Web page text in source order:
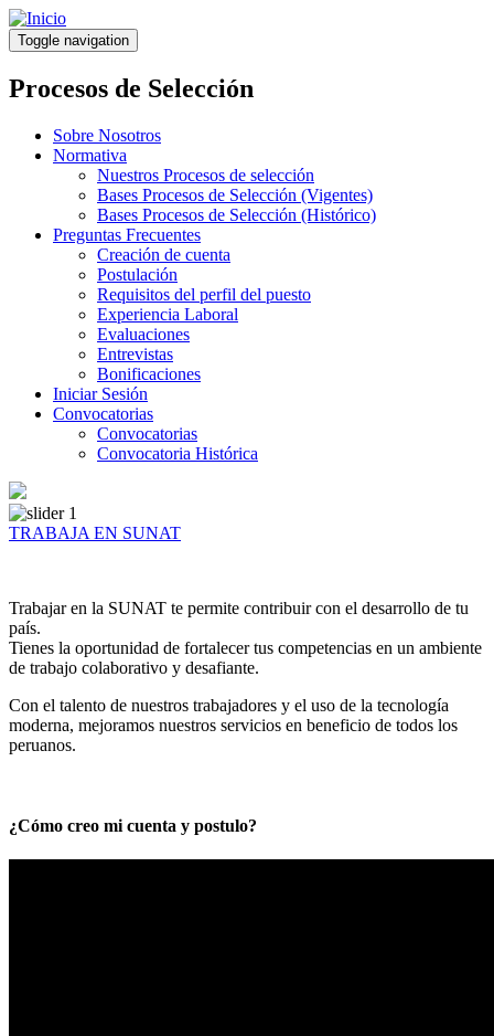
Pasar
al
contenido
principal
Toggle navigation
Procesos de Selección
Sobre Nosotros
Normativa
Nuestros Procesos de selección
Bases Procesos de Selección (Vigentes)
Bases Procesos de Selección (Histórico)
Preguntas Frecuentes
Creación de cuenta
Postulación
Requisitos del perfil del puesto
Experiencia Laboral
Evaluaciones
Entrevistas
Bonificaciones
Iniciar Sesión
Convocatorias
Convocatorias
Convocatoria Histórica
TRABAJA EN SUNAT
Trabajar en la SUNAT te permite contribuir con el desarrollo de tu
país.
Tienes la oportunidad de fortalecer tus competencias en un ambiente
de trabajo colaborativo y desafiante.
Con el talento de nuestros trabajadores y el uso de la tecnología
moderna, mejoramos nuestros servicios en beneficio de todos los
peruanos.
¿Cómo creo mi cuenta y postulo?